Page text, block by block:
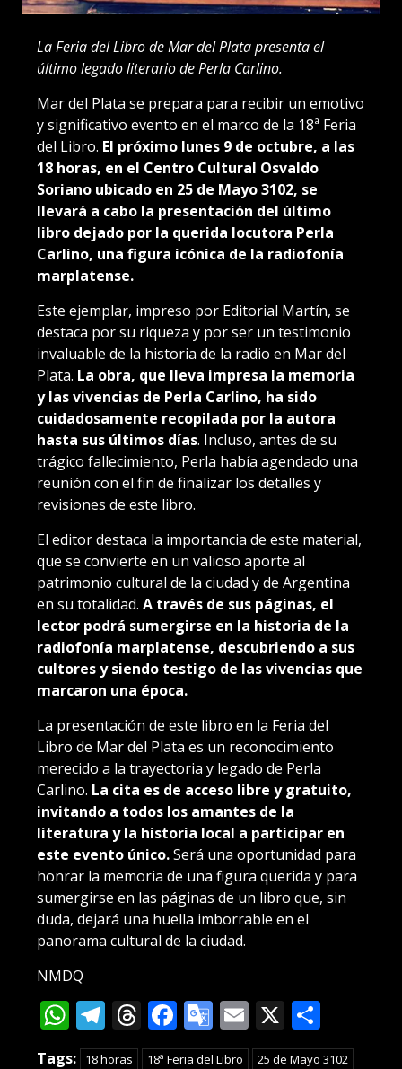
La Feria del Libro de Mar del Plata presenta el
último legado literario de Perla Carlino.
Mar del Plata se prepara para recibir un emotivo
y significativo evento en el marco de la 18ª Feria
del Libro. El próximo lunes 9 de octubre, a las
18 horas, en el Centro Cultural Osvaldo
Soriano ubicado en 25 de Mayo 3102, se
llevará a cabo la presentación del último
libro dejado por la querida locutora Perla
Carlino, una figura icónica de la radiofonía
marplatense.
Este ejemplar, impreso por Editorial Martín, se
destaca por su riqueza y por ser un testimonio
invaluable de la historia de la radio en Mar del
Plata. La obra, que lleva impresa la memoria
y las vivencias de Perla Carlino, ha sido
cuidadosamente recopilada por la autora
hasta sus últimos días. Incluso, antes de su
trágico fallecimiento, Perla había agendado una
reunión con el fin de finalizar los detalles y
revisiones de este libro.
El editor destaca la importancia de este material,
que se convierte en un valioso aporte al
patrimonio cultural de la ciudad y de Argentina
en su totalidad. A través de sus páginas, el
lector podrá sumergirse en la historia de la
radiofonía marplatense, descubriendo a sus
cultores y siendo testigo de las vivencias que
marcaron una época.
La presentación de este libro en la Feria del
Libro de Mar del Plata es un reconocimiento
merecido a la trayectoria y legado de Perla
Carlino. La cita es de acceso libre y gratuito,
invitando a todos los amantes de la
literatura y la historia local a participar en
este evento único.Será una oportunidad para
honrar la memoria de una figura querida y para
sumergirse en las páginas de un libro que, sin
duda, dejará una huella imborrable en el
panorama cultural de la ciudad.
NMDQ
WhatsApp
Telegram
Threads
Facebook
Google
Translate
Email
X
Tags: 18 horas 18ª Feria del Libro
25 de Mayo 3102